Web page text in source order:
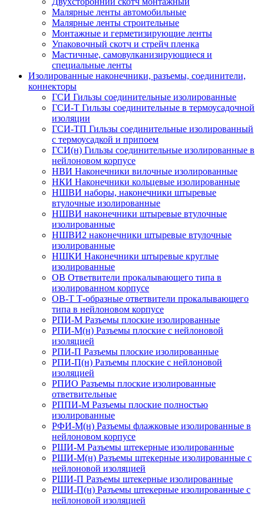
Малярные ленты автомобильные
Малярные ленты строительные
Монтажные и герметизирующие ленты
Упаковочный скотч и стрейч пленка
Мастичные, самовулканизирующиеся и
специальные ленты
Изолированные наконечники, разъемы, соединители,
коннекторы
ГСИ Гильзы соединительные изолированные
ГСИ-Т Гильзы соединительные в термоусадочной
изоляции
ГСИ-ТП Гильзы соединительные изолированный
с термоусадкой и припоем
ГСИ(н) Гильзы соединительные изолированные в
нейлоновом корпусе
НВИ Наконечники вилочные изолированные
НКИ Наконечники кольцевые изолированные
НШВИ наборы, наконечники штыревые
втулочные изолированные
НШВИ наконечники штыревые втулочные
изолированные
НШВИ2 наконечники штыревые втулочные
изолированные
НШКИ Наконечники штыревые круглые
изолированные
ОВ Ответвители прокалывающего типа в
изолированном корпусе
ОВ-Т Т-образные ответвители прокалывающего
типа в нейлоновом корпусе
РПИ-М Разъемы плоские изолированные
РПИ-М(н) Разъемы плоские с нейлоновой
изоляцией
РПИ-П Разъемы плоские изолированные
РПИ-П(н) Разъемы плоские с нейлоновой
изоляцией
РПИО Разъемы плоские изолированные
ответвительные
РППИ-М Разъемы плоские полностью
изолированные
РФИ-М(н) Разъемы флажковые изолированные в
нейлоновом корпусе
РШИ-М Разъемы штекерные изолированные
РШИ-М(н) Разъемы штекерные изолированные с
нейлоновой изоляцией
РШИ-П Разъемы штекерные изолированные
РШИ-П(н) Разъемы штекерные изолированные с
нейлоновой изоляцией